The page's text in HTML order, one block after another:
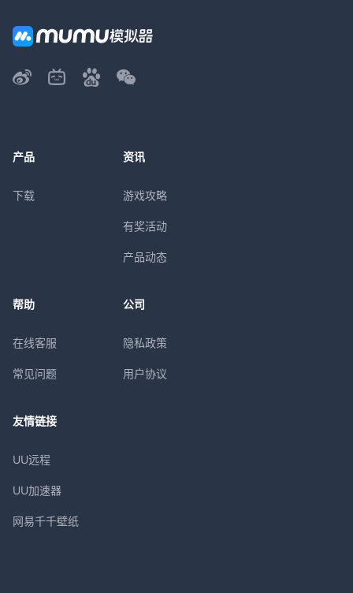
产品
下载
资讯
游戏攻略
有奖活动
产品动态
帮助
在线客服
常见问题
公司
隐私政策
用户协议
友情链接
UU远程
UU加速器
网易千千壁纸